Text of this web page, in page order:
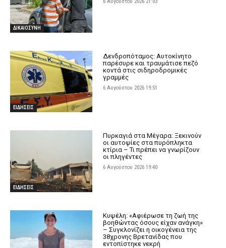
ΔΙΚΑΙΟΣΥΝΗ
ΕΙΔΗΣΕΙΣ
Δενδροπόταμος: Αυτοκίνητο
παρέσυρε και τραυμάτισε πεζό
κοντά στις σιδηροδρομικές
γραμμές
6 Αυγούστου 2026 19:51
ΕΙΔΗΣΕΙΣ
Πυρκαγιά στα Μέγαρα: Ξεκινούν
οι αυτοψίες στα πυρόπληκτα
κτίρια – Τι πρέπει να γνωρίζουν
οι πληγέντες
6 Αυγούστου 2026 19:40
Κυψέλη: «Αφιέρωσε τη ζωή της
βοηθώντας όσους είχαν ανάγκη»
– Συγκλονίζει η οικογένεια της
38χρονης Βρετανίδας που
εντοπίστηκε νεκρή